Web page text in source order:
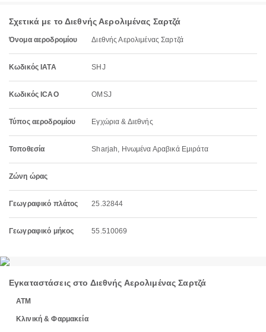
Σχετικά με το Διεθνής Αερολιμένας Σαρτζά
Όνομα αεροδρομίου Διεθνής Αερολιμένας Σαρτζά
Κωδικός IATA SHJ
Κωδικός ICAO OMSJ
Τύπος αεροδρομίου Εγχώρια & Διεθνής
Τοποθεσία Sharjah, Ηνωμένα Αραβικά Εμιράτα
Ζώνη ώρας
Γεωγραφικό πλάτος 25.32844
Γεωγραφικό μήκος 55.510069
Εγκαταστάσεις στο Διεθνής Αερολιμένας Σαρτζά
ΑΤΜ
Κλινική & Φαρμακεία